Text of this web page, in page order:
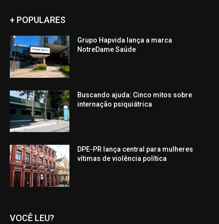
+ POPULARES
Grupo Hapvida lança a marca
NotreDame Saúde
Buscando ajuda: Cinco mitos sobre
internação psiquiátrica
DPE-PR lança central para mulheres
vítimas de violência política
VOCÊ LEU?